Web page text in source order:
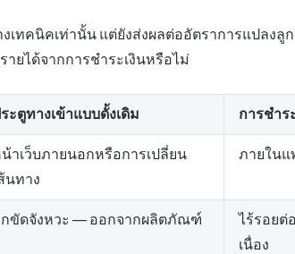
งเทคนิคเท่านั้น แต่ยังส่งผลต่ออัตราการแปลง
ยได้จากการชำระเงินหรือไม่
ะตูทางเข้าแบบดั้งเดิม การชำร
าเว็บภายนอกหรือการเปลี่ยน
นทาง
ภายใน
ขัดจังหวะ — ออกจากผลิตภัณฑ์
ไร้รอยต่
เนื่อง